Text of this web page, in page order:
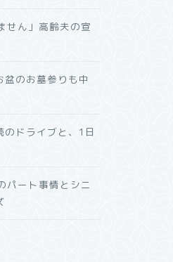
せん」高齢夫の宣
のお墓参りも中
ドライブと、1日
パート事情とシニ